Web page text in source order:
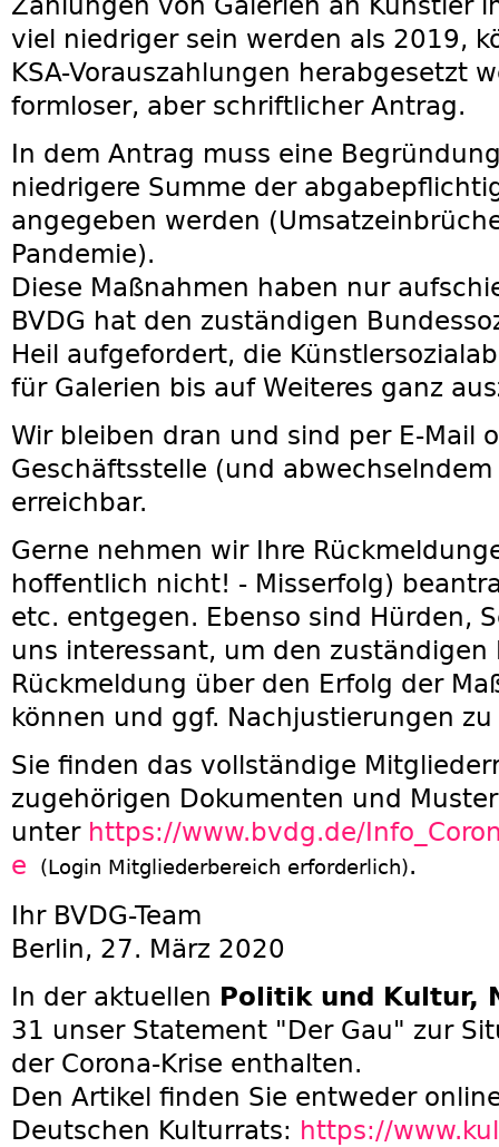
viel niedriger sein werden als 2019,
KSA-Vorauszahlungen herabgesetzt
formloser, aber schriftlicher Antrag.
In dem Antrag muss eine
niedrigere Summe der
angegeben werden
Pandemie).
Diese Maßnahmen haben nur
BVDG hat den zuständigen
Heil aufgefordert, die
für Galerien bis auf Weiteres ganz
Wir bleiben dran und sind per E-Mail
Geschäftsstelle (und
erreichbar.
Gerne nehmen wir Ihre
hoffentlich nicht! - Misserfolg)
etc. entgegen. Ebenso sind Hürden,
uns interessant, um den zuständigen
Rückmeldung über den Erfolg der
können und ggf. Nachjustierungen
Sie finden das vollständige
zugehörigen Dokumenten und
unter https://www.bvdg.de/
e (Login Mitgliederbereich erforderlich).
Ihr BVDG-Team
Berlin, 27. März 2020
In der aktuellen Politik und Kultur,
31 unser Statement "Der Gau" zur
der Corona-Krise enthalten.
Den Artikel finden Sie entweder
Deutschen Kulturrats: https://